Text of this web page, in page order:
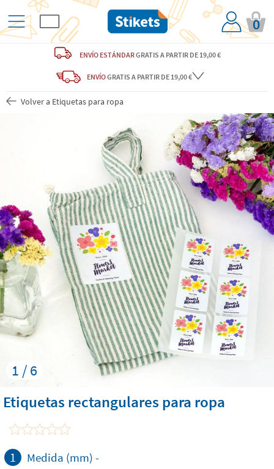
0
ENVÍO ESTÁNDARGRATIS A PARTIR DE 19,00 €
ENVÍOGRATIS A PARTIR DE 19,00 €
Volver a Etiquetas para ropa
1 / 6
Etiquetas rectangulares para ropa
1 Medida (mm) -